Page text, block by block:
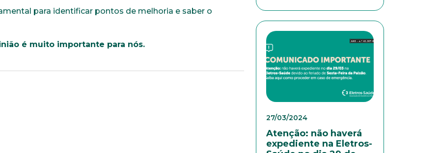
para identificar pontos de melhoria e saber o
é muito importante para nós.
27/03/2024
Atenção: não haverá
expediente na Eletros-
Trabalhe conosco
sólida, ética e comprometida com o bem-estar dos seus colaboradores. Preencha
todos os dados abaixo e anexe seu currículo.